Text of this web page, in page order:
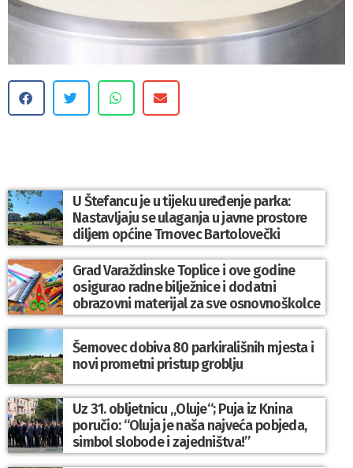
U Štefancu je u tijeku uređenje parka:
Nastavljaju se ulaganja u javne prostore
diljem općine Trnovec Bartolovečki
Grad Varaždinske Toplice i ove godine
osigurao radne bilježnice i dodatni
obrazovni materijal za sve osnovnoškolce
Šemovec dobiva 80 parkirališnih mjesta i
novi prometni pristup groblju
Uz 31. obljetnicu „Oluje“; Puja iz Knina
poručio: “Oluja je naša najveća pobjeda,
simbol slobode i zajedništva!”